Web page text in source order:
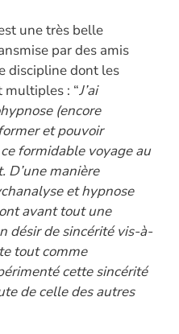
une très belle
par des amis
discipline dont les
multiples : “J’ai
(encore
et pouvoir
formidable voyage au
D’une manière
et hypnose
avant tout une
désir de sincérité vis-à-
tout comme
cette sincérité
de celle des autres